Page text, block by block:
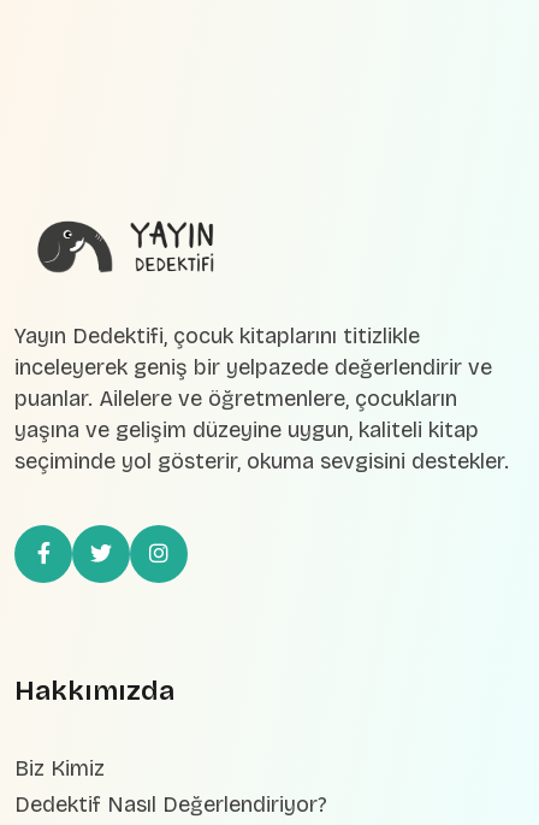
Yayın Dedektifi, çocuk kitaplarını titizlikle
inceleyerek geniş bir yelpazede değerlendirir ve
puanlar. Ailelere ve öğretmenlere, çocukların
yaşına ve gelişim düzeyine uygun, kaliteli kitap
seçiminde yol gösterir, okuma sevgisini destekler.
Hakkımızda
Biz Kimiz
Dedektif Nasıl Değerlendiriyor?